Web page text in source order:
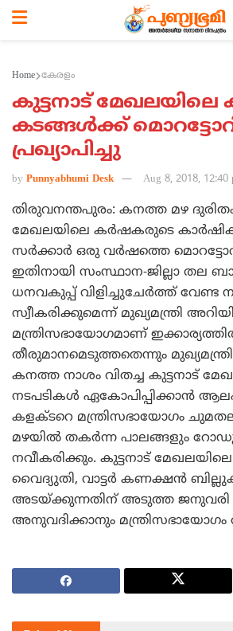
Home കേരളം
കുട്ടനാട് മേഖലയിലെ
കടങ്ങള്‍ക്ക്
പ്രഖ്യാപിച്ചു
by Punnyabhumi Desk Aug 8, 2018, 12:40
തിരുവനന്തപുരം: കനത്ത മഴ ദുരിതം
മേഖലയിലെ കര്‍ഷകരുടെ
സര്‍ക്കാര്‍ ഒരു വര്‍ഷത്തെ
ഇതിനായി സംസ്ഥാന-ജില്ലാ തല
ധനവകുപ്പ് വിളിച്ചുചേര്‍ത്ത് വേണ്ട
സ്വീകരിക്കുമെന്ന് മുഖ്യമന്ത്രി
മന്ത്രിസഭായോഗമാണ്
തീരുമാനമെടുത്തതെന്നും
കനത്ത നാശം വിതച്ച കുട്ടനാട്
നടപടികള്‍ ഏകോപിപ്പിക്കാന്‍
കളക്ടറെ മന്ത്രിസഭായോഗം
മഴയില്‍ തകര്‍ന്ന പാലങ്ങളും
നവീകരിക്കും. കുട്ടനാട്
വൈദ്യുതി, വാട്ടര്‍ കണക്ഷന്‍
അടയ്ക്കുന്നതിന് അടുത്ത ജനുവരി
അനുവദിക്കാനും മന്ത്രിസഭായോഗം